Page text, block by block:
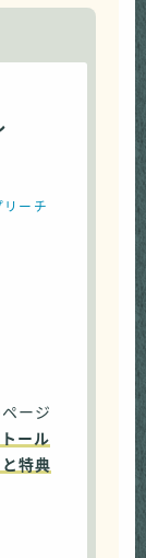
リーチ
ージ
ール
特典